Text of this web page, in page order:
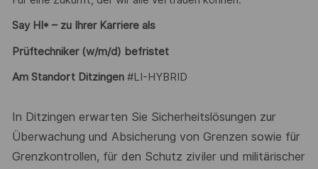
Say HI* – zu Ihrer Karriere als
Prüftechniker (w/m/d) befristet
Am Standort Ditzingen#LI-HYBRID
In Ditzingen erwarten Sie Sicherheitslösungen zur
Überwachung und Absicherung von Grenzen sowie für
Grenzkontrollen, für den Schutz ziviler und militärischer